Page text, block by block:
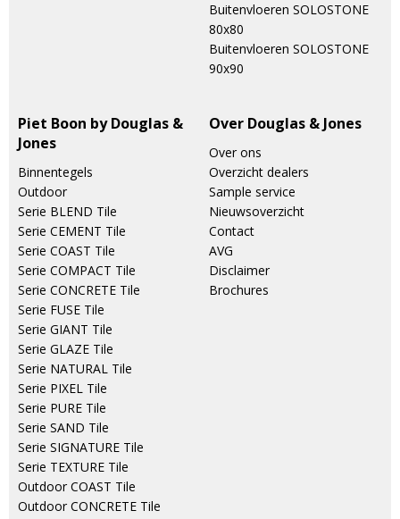
Buitenvloeren SOLOSTONE
80x80
Buitenvloeren SOLOSTONE
90x90
Piet Boon by Douglas &
Jones
Binnentegels
Outdoor
Serie BLEND Tile
Serie CEMENT Tile
Serie COAST Tile
Serie COMPACT Tile
Serie CONCRETE Tile
Serie FUSE Tile
Serie GIANT Tile
Serie GLAZE Tile
Serie NATURAL Tile
Serie PIXEL Tile
Serie PURE Tile
Serie SAND Tile
Serie SIGNATURE Tile
Serie TEXTURE Tile
Outdoor COAST Tile
Outdoor CONCRETE Tile
Over Douglas & Jones
Over ons
Overzicht dealers
Sample service
Nieuwsoverzicht
Contact
AVG
Disclaimer
Brochures